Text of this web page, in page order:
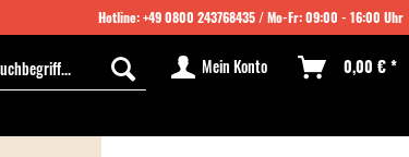
Hotline:+49 0800 243768435 / Mo-Fr: 09:00 - 16:00 Uhr
Mein Konto 0,00 € *